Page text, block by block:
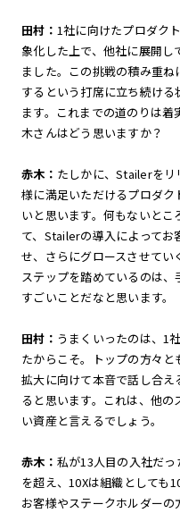
田村： 1社に向けたプロダク
象化した上で、他社に展開し
ました。この挑戦の積み重
するという打席に立ち続け
ます。これまでの道のりは
木さんはどう思いますか？
赤木： たしかに、Stailerをリ
様に満足いただけるプロダ
いと思います。何もないと
て、Stailerの導入によってお
せ、さらにグロースさせて
ステップを踏めているのは
すごいことだなと思います。
田村： うまくいったのは、1
たからこそ。トップの方々
拡大に向けて本音で話し合
ると思います。これは、他
い資産と言えるでしょう。
赤木： 私が13人目の入社だ
を超え、10Xは組織としても
お客様やステークホルダー